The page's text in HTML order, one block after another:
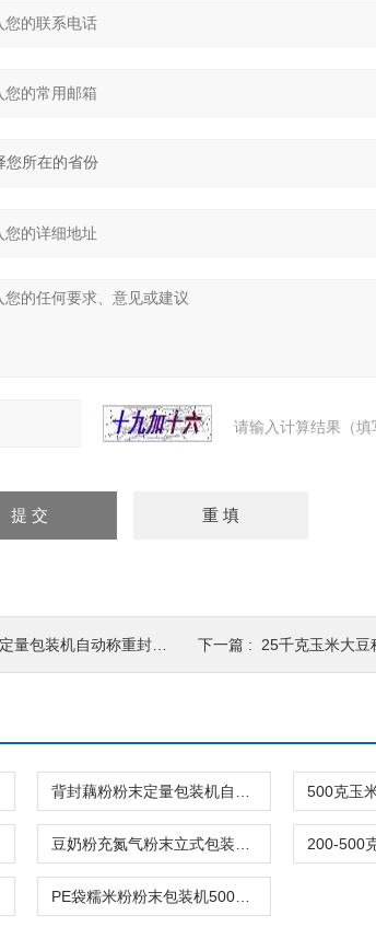
请输入计算结果（
装机自动称重封口 包装设备 下一篇 : 25千克玉米大豆称重式